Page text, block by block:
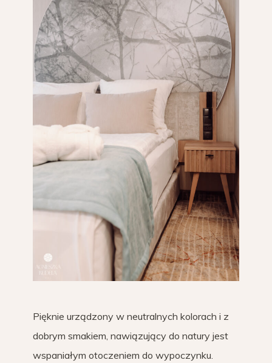
Pięknie urządzony w neutralnych kolorach i z
dobrym smakiem, nawiązujący do natury jest
wspaniałym otoczeniem do wypoczynku.